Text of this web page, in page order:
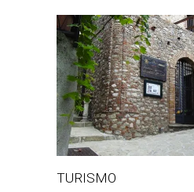
TURISMO